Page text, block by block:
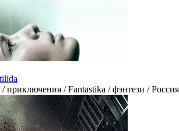
приключения / Fantastika / фэнтези / Россия